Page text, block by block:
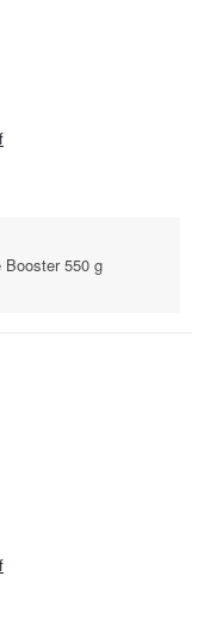
550 g